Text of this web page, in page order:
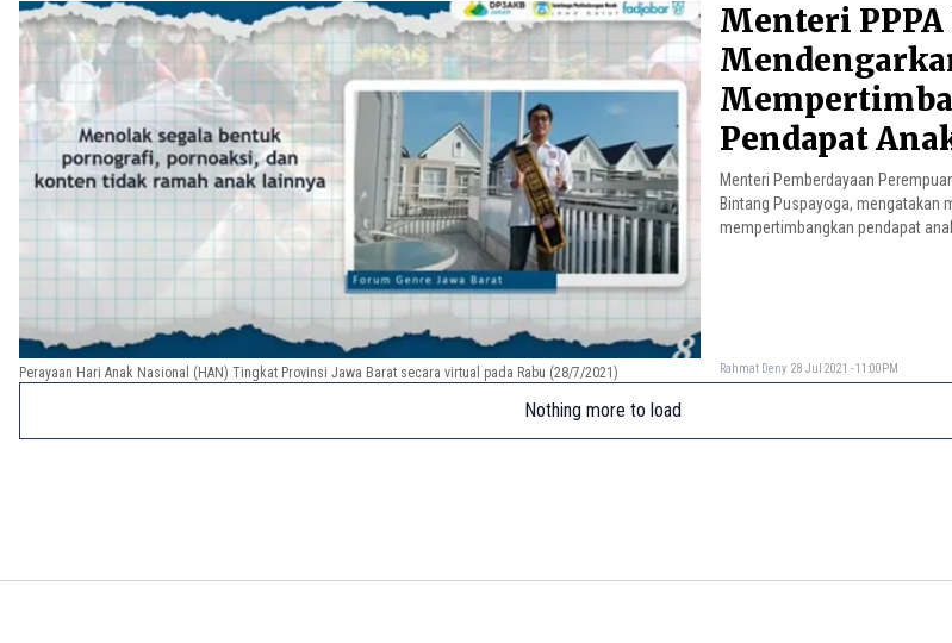
Menteri
Pendapat
Menteri Pemberdayaan
Bintang Puspayoga, mengatakan
mempertimbangkan pendapat
Rahmat Deny 28 Jul 2021 - 11:00PM
Perayaan Hari Anak Nasional (HAN) Tingkat Provinsi Jawa Barat secara virtual pada Rabu (28/7/2021)
Nothing more to load